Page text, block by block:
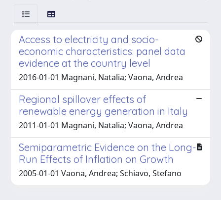
Access to electricity and socio-
economic characteristics: panel data
evidence at the country level
2016-01-01 Magnani, Natalia; Vaona, Andrea
Regional spillover effects of
renewable energy generation in Italy
2011-01-01 Magnani, Natalia; Vaona, Andrea
Semiparametric Evidence on the Long-
Run Effects of Inflation on Growth
2005-01-01 Vaona, Andrea; Schiavo, Stefano